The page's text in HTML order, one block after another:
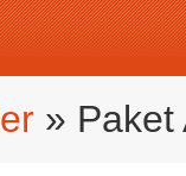
» Paket